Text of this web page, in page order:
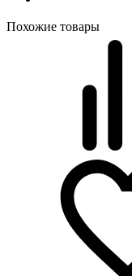
Похожие товары